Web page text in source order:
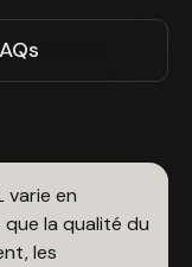
varie en
la qualité du
les